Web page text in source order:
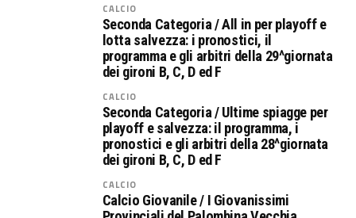
CALCIO
Seconda Categoria / All in per playoff e
lotta salvezza: i pronostici, il
programma e gli arbitri della 29^giornata
dei gironi B, C, D ed F
CALCIO
Seconda Categoria / Ultime spiagge per
playoff e salvezza: il programma, i
pronostici e gli arbitri della 28^giornata
dei gironi B, C, D ed F
CALCIO
Calcio Giovanile / I Giovanissimi